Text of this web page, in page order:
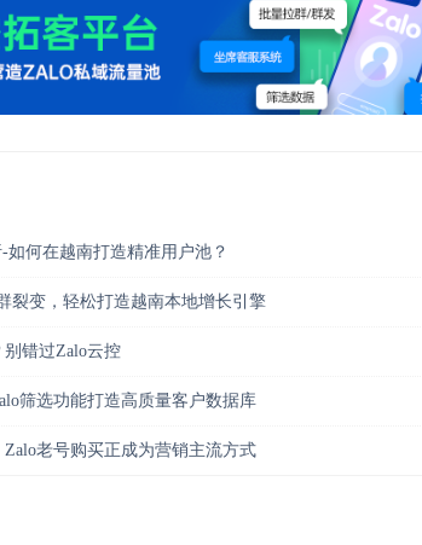
如何在越南打造精准用户池？
裂变，轻松打造越南本地增长引擎
错过Zalo云控
筛选功能打造高质量客户数据库
老号购买正成为营销主流方式